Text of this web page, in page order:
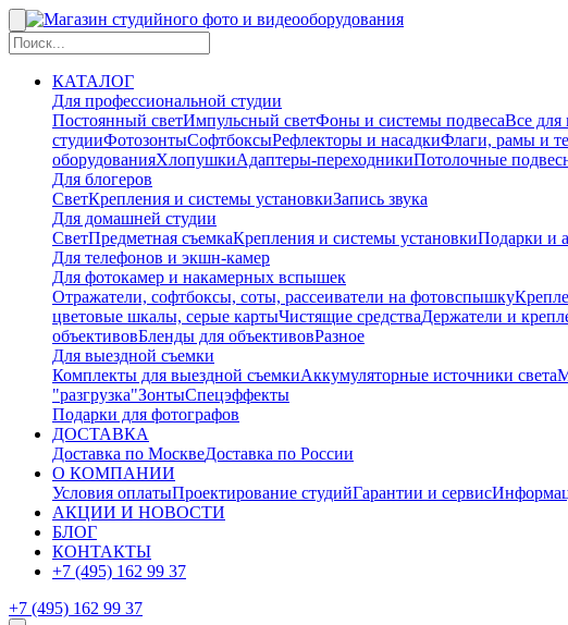
КАТАЛОГ
Для профессиональной студии
Постоянный светИмпульсный светФоны и системы подвесаВсе для
студииФотозонтыСофтбоксыРефлекторы и насадкиФлаги, рамы и
оборудованияХлопушкиАдаптеры-переходникиПотолочные
Для блогеров
СветКрепления и системы установкиЗапись звука
Для домашней студии
СветПредметная съемкаКрепления и системы установкиПодарки и
Для телефонов и экшн-камер
Для фотокамер и накамерных вспышек
Отражатели, софтбоксы, соты, рассеиватели на фотовспышку
цветовые шкалы, серые картыЧистящие средстваДержатели и
объективовБленды для объективовРазное
Для выездной съемки
Комплекты для выездной съемкиАккумуляторные источники света
"разгрузка"ЗонтыСпецэффекты
Подарки для фотографов
ДОСТАВКА
Доставка по МосквеДоставка по России
О КОМПАНИИ
Условия оплатыПроектирование студийГарантии и сервис
АКЦИИ И НОВОСТИ
БЛОГ
КОНТАКТЫ
+7 (495) 162 99 37
+7 (495) 162 99 37